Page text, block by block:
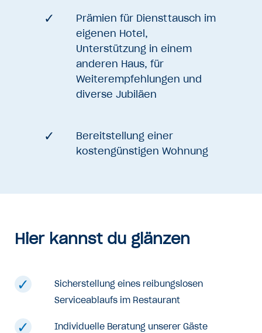
Hier kannst du glänzen
Sicherstellung eines reibungslosen
Serviceablaufs im Restaurant
Individuelle Beratung unserer Gäste
Prämien für Diensttausch im
eigenen Hotel,
Unterstützung in einem
anderen Haus, für
Weiterempfehlungen und
diverse Jubiläen
Bereitstellung einer
kostengünstigen Wohnung